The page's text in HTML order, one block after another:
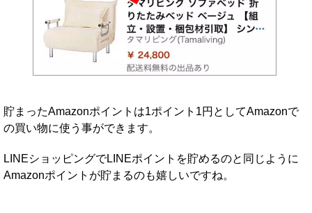
貯まったAmazonポイントは1ポイント1円としてAmazonで
の買い物に使う事ができます。
LINEショッピングでLINEポイントを貯めるのと同じように
Amazonポイントが貯まるのも嬉しいですね。